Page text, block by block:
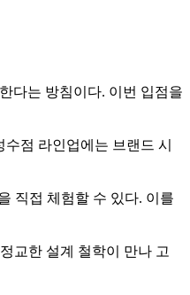
다는 방침이다. 이번 입점을
점 라인업에는 브랜드 시
직접 체험할 수 있다. 이를
교한 설계 철학이 만나 고